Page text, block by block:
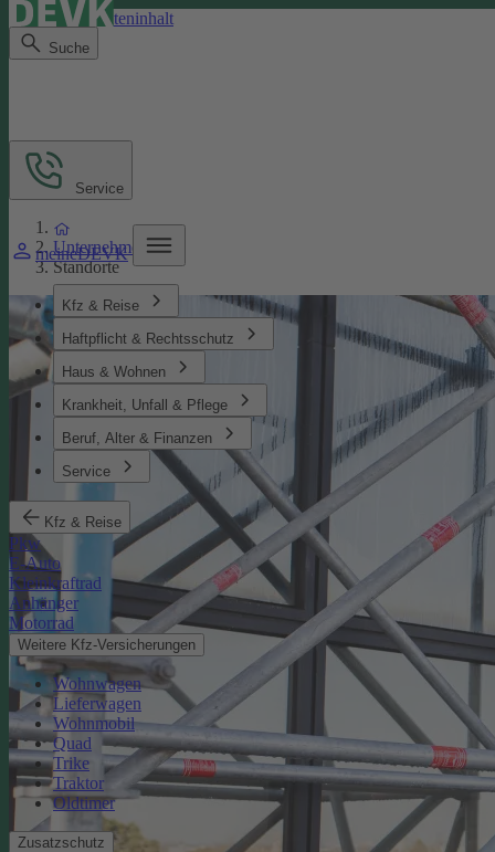
Direkt zum Seiteninhalt
Suche
meineDEVK
Kfz & Reise
Haftpflicht & Rechtsschutz
Haus & Wohnen
Krankheit, Unfall & Pflege
Beruf, Alter & Finanzen
Service
Kfz & Reise
Pkw
E-Auto
Kleinkraftrad
Anhänger
Motorrad
Weitere Kfz-Versicherungen
Wohnwagen
Lieferwagen
Wohnmobil
Quad
Trike
Traktor
Oldtimer
Zusatzschutz
Service
Unternehmen
Standorte